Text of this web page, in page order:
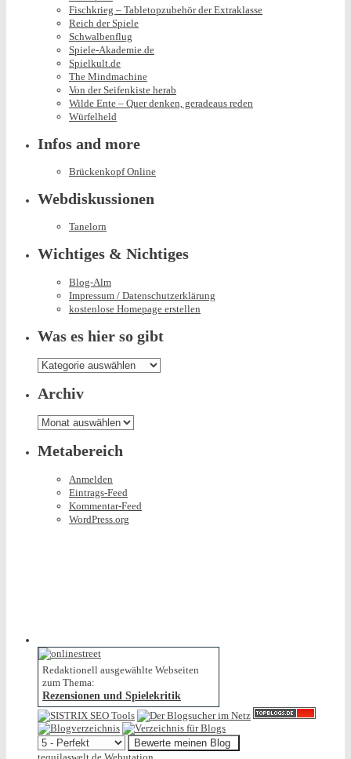
Fischkrieg – Tabletopzubehör der Extraklasse
Reich der Spiele
Schwalbenflug
Spiele-Akademie.de
Spielkult.de
The Mindmachine
Von der Seifenkiste herab
Wilde Ente – Quer denken, geradeaus reden
Würfelheld
Infos and more
Brückenkopf Online
Webdiskussionen
Tanelorn
Wichtiges & Nichtiges
Blog-Alm
Impressum / Datenschutzerklärung
kostenlose Homepage erstellen
Was es hier so gibt
Was
es
hier
so
gibt
Archiv
Archiv
Metabereich
Anmelden
Eintrags-Feed
Kommentar-Feed
WordPress.org
Redaktionell ausgewählte Webseiten
zum Thema:
Rezensionen und Spielekritik